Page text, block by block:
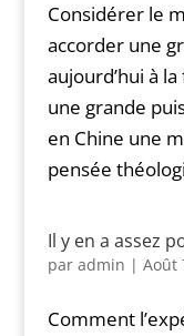
Considérer le
accorder une
aujourd’hui à
une grande
en Chine une
pensée
Il y en a assez
par admin | Août
Comment